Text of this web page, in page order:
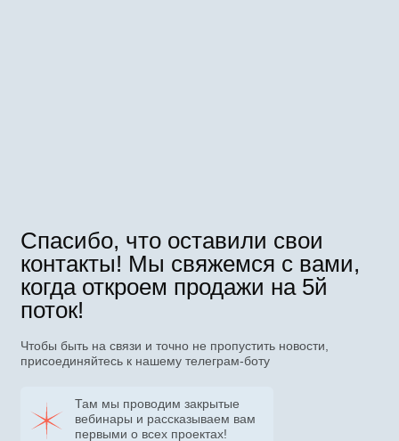
Там мы проводим закрытые
вебинары и рассказываем вам
контакты! Мы свяжемся с вами,
когда откроем продажи на 5й
поток!
Чтобы быть на связи и точно не пропустить новости,
присоединяйтесь к нашему телеграм-боту